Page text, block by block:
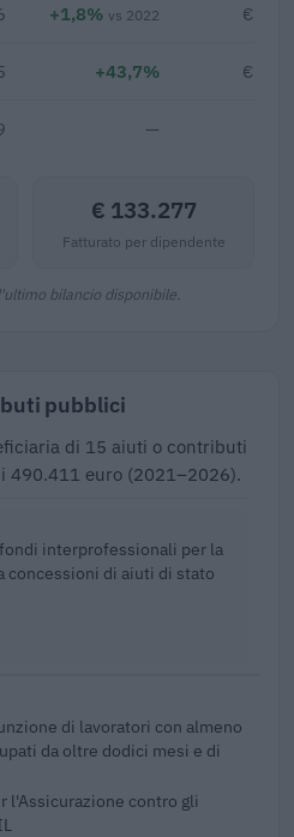
+1,8% vs 2022 €
+43,7% €
—
€ 133.277
Fatturato per dipendente
bilancio disponibile.
pubblici
di 15 aiuti o contributi
490.411 euro (2021–2026).
interprofessionali per la
concessioni di aiuti di stato
di lavoratori con almeno
da oltre dodici mesi e di
l'Assicurazione contro gli